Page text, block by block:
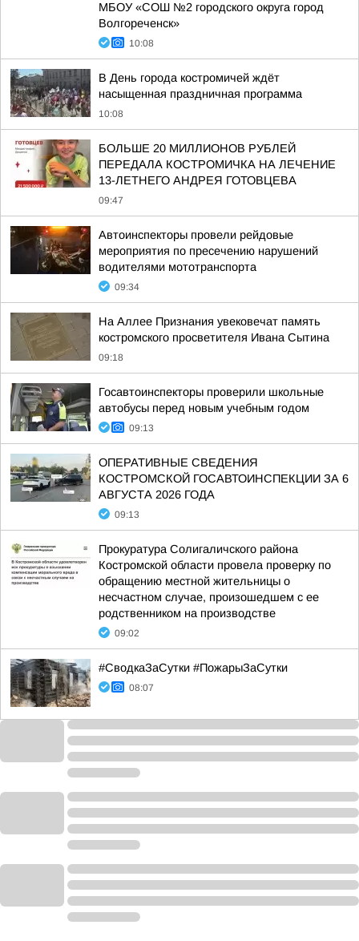
МБОУ «СОШ №2 городского округа город
Волгореченск»
10:08
В День города костромичей ждёт
насыщенная праздничная программа
10:08
БОЛЬШЕ 20 МИЛЛИОНОВ РУБЛЕЙ
ПЕРЕДАЛА КОСТРОМИЧКА НА ЛЕЧЕНИЕ
13-ЛЕТНЕГО АНДРЕЯ ГОТОВЦЕВА
09:47
Автоинспекторы провели рейдовые
мероприятия по пресечению нарушений
водителями мототранспорта
09:34
На Аллее Признания увековечат память
костромского просветителя Ивана Сытина
09:18
Госавтоинспекторы проверили школьные
автобусы перед новым учебным годом
09:13
ОПЕРАТИВНЫЕ СВЕДЕНИЯ
КОСТРОМСКОЙ ГОСАВТОИНСПЕКЦИИ ЗА 6
АВГУСТА 2026 ГОДА
09:13
Прокуратура Солигаличского района
Костромской области провела проверку по
обращению местной жительницы о
несчастном случае, произошедшем с ее
родственником на производстве
09:02
#СводкаЗаСутки #ПожарыЗаСутки
08:07